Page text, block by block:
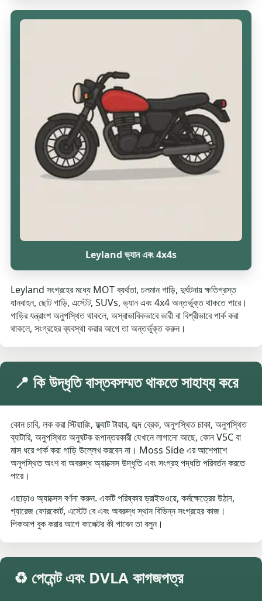
Leyland ভ্যান এবং 4x4s
Leyland সংগ্রহের মধ্যে MOT ব্যর্থতা, চলমান গাড়ি, দুর্ঘটনায় ক্ষতিগ্রস্ত
যানবাহন, ছোট গাড়ি, এস্টেট, SUVs, ভ্যান এবং 4x4 অন্তর্ভুক্ত থাকতে পারে।
গাড়ির যন্ত্রাংশ অনুপস্থিত থাকলে, অস্বাভাবিকভাবে ভারী বা বিশ্রীভাবে পার্ক করা
থাকলে, সংগ্রহের ব্যবস্থা করার আগে তা অন্তর্ভুক্ত করুন।
📍 কি উদ্ধৃতি বাস্তবসম্মত থাকতে সাহায্য করে
কোন চাবি, লক করা স্টিয়ারিং, ফ্ল্যাট টায়ার, জব্দ ব্রেক, অনুপস্থিত চাকা, অনুপস্থিত
ব্যাটারি, অনুপস্থিত অনুঘটক রূপান্তরকারী যেখানে লাগানো আছে, কোন V5C বা
মাস ধরে পার্ক করা গাড়ি উল্লেখ করবেন না। Moss Side এর আশেপাশে
অনুপস্থিত অংশ বা অবরুদ্ধ অ্যাক্সেস উদ্ধৃতি এবং সংগ্রহ পদ্ধতি পরিবর্তন করতে
পারে।
এছাড়াও অ্যাক্সেস বর্ণনা করুন. একটি পরিষ্কার ড্রাইভওয়ে, কর্মক্ষেত্রের উঠান,
গ্যারেজ ফোরকোর্ট, এস্টেট বে এবং অবরুদ্ধ স্থান বিভিন্ন সংগ্রহের কাজ।
পিকআপ বুক করার আগে কালেক্টর কী পাবেন তা বলুন।
♻️ পেমেন্ট এবং DVLA কাগজপত্র